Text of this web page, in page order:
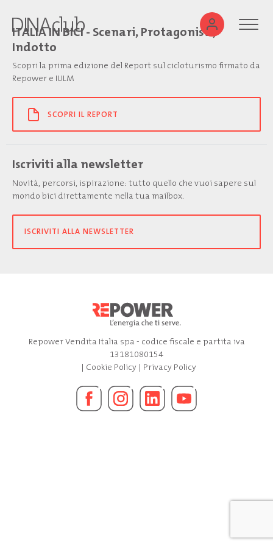
ITALIA IN BICI - Scenari, Protagonisti,
Indotto
Scopri la prima edizione del Report sul cicloturismo firmato da
Repower e IULM
SCOPRI IL REPORT
Iscriviti alla newsletter
Novità, percorsi, ispirazione: tutto quello che vuoi sapere sul
mondo bici direttamente nella tua mailbox.
ISCRIVITI ALLA NEWSLETTER
Repower Vendita Italia spa - codice fiscale e partita iva
13181080154
| Cookie Policy| Privacy Policy